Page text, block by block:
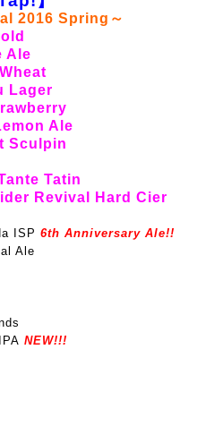
2016 Spring～
Ale
Lager
Ale
Sculpin
Tatin
Revival Hard Cier
ISP 6th Anniversary Ale!!
Ale
NEW!!!